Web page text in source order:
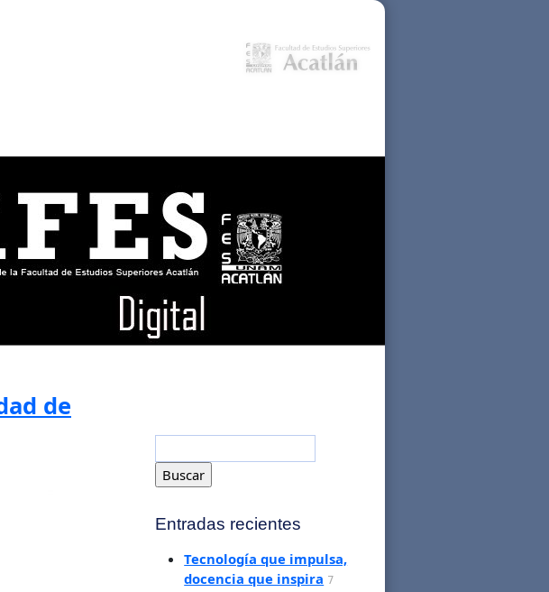
de
Entradas recientes
Tecnología que impulsa,
docencia que inspira 7